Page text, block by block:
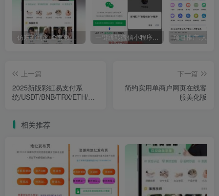
仿东郊到家 全套教程 适配公众号/小程序/APP 同城到家 同城推拿 技师入驻 一键跳转微信小程序/一键直接跳转到微信小程序/微信小程序引流推广/快手短信APP浏览器
上一篇
2025新版彩虹易支付系
统/USDT/BNB/TRX/ETH/通
下一篇
简约实用单商户网页在线客
服美化版
相关推荐